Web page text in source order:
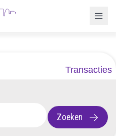
Transacties
Zoeken